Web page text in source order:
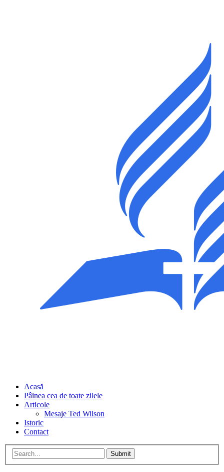
Acasă
Pâinea cea de toate zilele
Articole
Mesaje Ted Wilson
Istoric
Contact
Submit